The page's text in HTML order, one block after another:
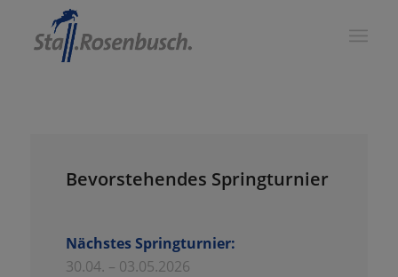
Bevorstehendes Springturnier
Nächstes Springturnier:
30.04. – 03.05.2026